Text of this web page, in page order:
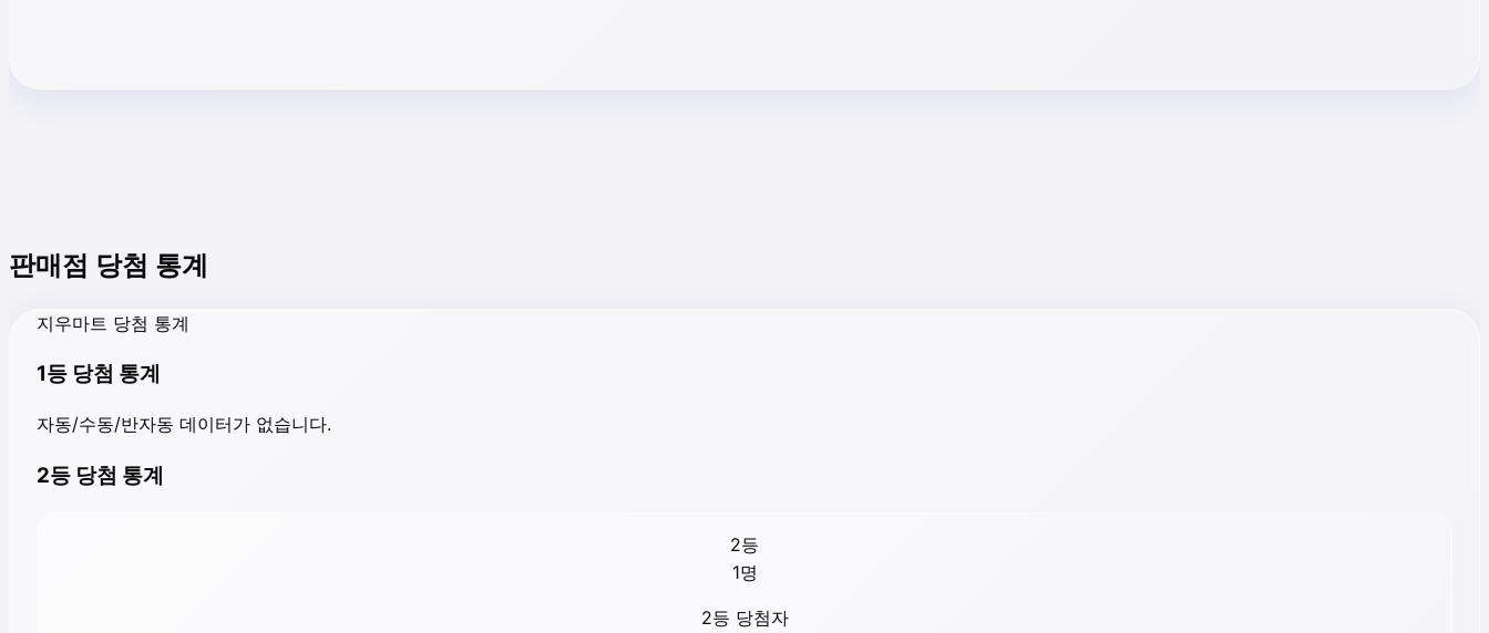
판매점 당첨 통계
지우마트 당첨 통계
1등 당첨 통계
자동/수동/반자동 데이터가 없습니다.
2등 당첨 통계
2등
1명
2등 당첨자